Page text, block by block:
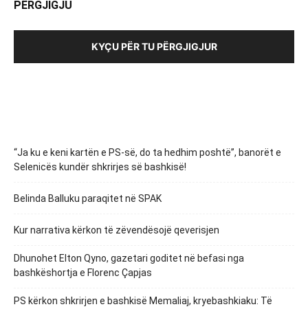
PËRGJIGJU
KYÇU PËR TU PËRGJIGJUR
“Ja ku e keni kartën e PS-së, do ta hedhim poshtë”, banorët e
Selenicës kundër shkrirjes së bashkisë!
Belinda Balluku paraqitet në SPAK
Kur narrativa kërkon të zëvendësojë qeverisjen
Dhunohet Elton Qyno, gazetari goditet në befasi nga
bashkëshortja e Florenc Çapjas
PS kërkon shkrirjen e bashkisë Memaliaj, kryebashkiaku: Të